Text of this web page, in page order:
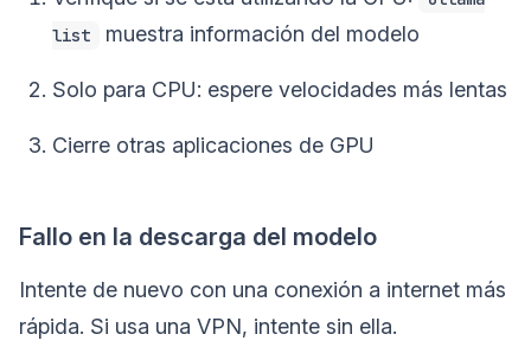
list
muestra información del modelo
Solo para CPU: espere velocidades más lentas
Cierre otras aplicaciones de GPU
Fallo en la descarga del modelo
Intente de nuevo con una conexión a internet más
rápida. Si usa una VPN, intente sin ella.